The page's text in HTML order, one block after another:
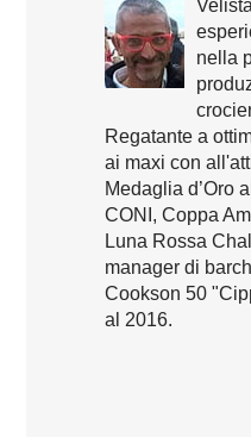
nella
Regatante a
ai maxi con
Medaglia d’Oro
CONI, Coppa
Luna Rossa
manager di
Cookson 50
al 2016.